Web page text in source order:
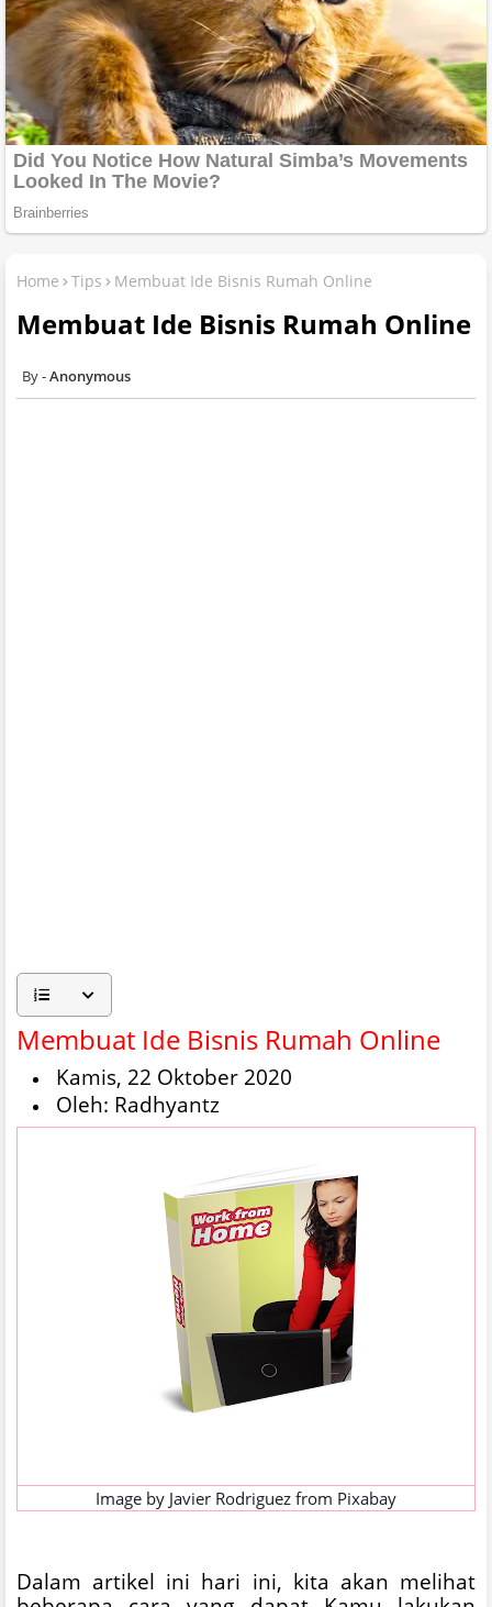
Home Tips Membuat Ide Bisnis Rumah Online
Membuat Ide Bisnis Rumah Online
Anonymous
Membuat Ide Bisnis Rumah Online
Kamis, 22 Oktober 2020
Oleh: Radhyantz
Image by Javier Rodriguez from Pixabay
Dalam artikel ini hari ini, kita akan melihat